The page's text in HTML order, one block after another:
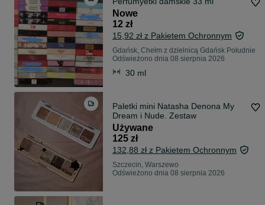
Nowe
12 zł
15,92 zł z Pakietem Ochronnym
Gdańsk, Chełm z dzielnicą Gdańsk Południe
Odświeżono dnia 08 sierpnia 2026
30 ml
Paletki mini Natasha Denona My
Dream i Nude. Zestaw
Używane
125 zł
132,88 zł z Pakietem Ochronnym
Szczecin, Warszewo
Odświeżono dnia 08 sierpnia 2026